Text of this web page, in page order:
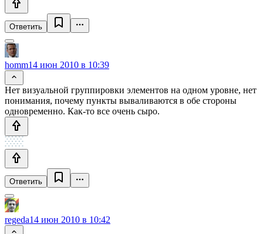
Ответить
homm14 июн 2010 в 10:39
Нет визуальной группировки элементов на одном уровне, нет
понимания, почему пункты вываливаются в обе стороны
одновременно. Как-то все очень сыро.
Ответить
regeda14 июн 2010 в 10:42